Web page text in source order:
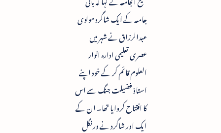
جامعہ کے ایک شاگرد مولوی
عبدالرزاق نے شہر میں
عصری تعلیمی ادارہ انوار
العلوم قائم کر کے خود اپنے
استاذ فضیلت جنگ سے اس
کا افتتاح کروایا تھا۔ ان کے
ایک اور شاگرد نے ورنگل